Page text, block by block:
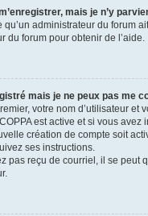
mais je n’y
qu’un administrateur du forum
du forum pour obtenir de l’aide.
mais je ne peux pas me
votre nom d’utilisateur et
est active et si vous
création de compte soit
ses instructions.
pas reçu de courriel, il se peut